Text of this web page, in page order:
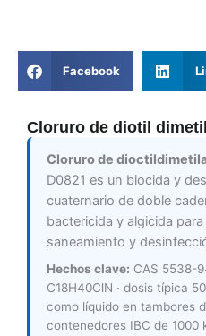
Facebook
Cloruro de diotil
Cloruro de
D0821 es un biocida y
cuaternario de doble
bactericida y algicida
saneamiento y
Hechos clave: CAS 5538-
C18H40ClN · dosis típica
como líquido en tambores
contenedores IBC de 1000